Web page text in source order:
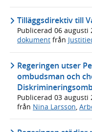
Tilläggsdirektiv till
Publicerad 06 augusti
dokument från
Regeringen utser
ombudsman och
Publicerad 03 augusti
från Nina Larsson,